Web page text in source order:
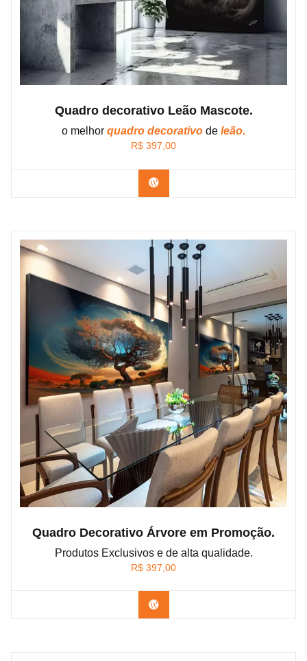
Quadro decorativo Leão Mascote.
o melhor quadro decorativo de leão.
R$ 397,00
Confira os modelos
Quadro Decorativo Árvore em Promoção.
Produtos Exclusivos e de alta qualidade.
R$ 397,00
Confira os modelos